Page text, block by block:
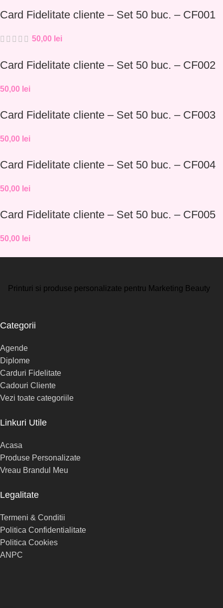
Card Fidelitate cliente – Set 50 buc. – CF001
50,00 lei
Card Fidelitate cliente – Set 50 buc. – CF002
50,00 lei
Card Fidelitate cliente – Set 50 buc. – CF003
50,00 lei
Card Fidelitate cliente – Set 50 buc. – CF004
50,00 lei
Card Fidelitate cliente – Set 50 buc. – CF005
50,00 lei
Printuri si produse personalizate pentru Marketing Beauty
Categorii
Agende
Diplome
Carduri Fidelitate
Cadouri Cliente
Vezi toate categoriile
Linkuri Utile
Acasa
Produse Personalizate
Vreau Brandul Meu
Legalitate
Termeni & Conditii
Politica Confidentialitate
Politica Cookies
ANPC